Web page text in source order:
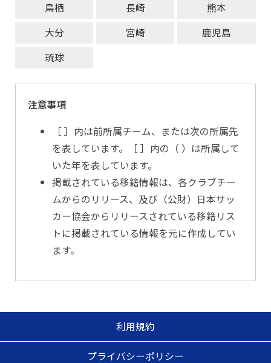
鳥栖
長崎
熊本
大分
宮崎
鹿児島
琉球
注意事項
［ ］内は前所属チーム、または次の所属先
を表しています。［ ］内の（ ）は所属して
いた年を表しています。
掲載されている移籍情報は、各クラブチー
ムからのリリース、及び（公財）日本サッ
カー協会からリリースされている移籍リス
トに掲載されている情報を元に作成してい
ます。
利用規約
プライバシーポリシー